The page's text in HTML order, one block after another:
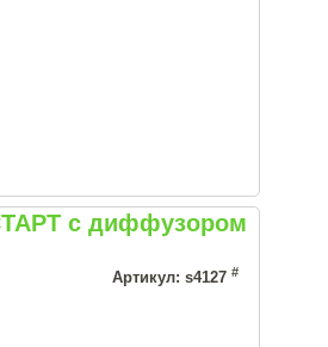
с диффузором
Артикул: s4127 #